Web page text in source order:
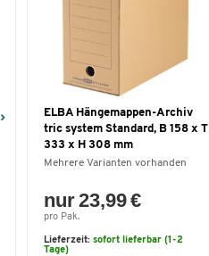
ELBA Hängemappen-Archiv
tric system Standard, B 158 x T
333 x H 308 mm
Mehrere Varianten vorhanden
nur 23,99 €
pro Pak.
Lieferzeit: sofort lieferbar (1-2
Tage)